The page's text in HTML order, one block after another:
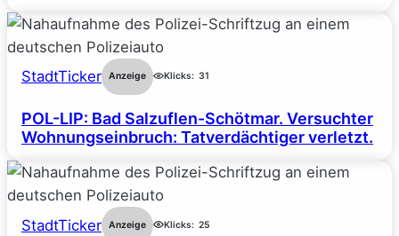
StadtTicker Anzeige Klicks: 31
POL-LIP: Bad Salzuflen-Schötmar. Versuchter
Wohnungseinbruch: Tatverdächtiger verletzt.
StadtTicker Anzeige Klicks: 25